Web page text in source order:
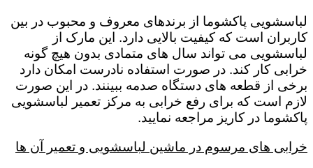
لباسشویی پاکشوما از برندهای معروف و محبوب در بین
کاربران است که کیفیت بالایی دارد. این مارک از
لباسشویی می تواند سال های متمادی بدون هیچ گونه
خرابی کار کند. در صورت استفاده نادرست امکان دارد
برخی از قطعه های دستگاه صدمه ببینند. در این صورت
لازم است که برای رفع خرابی به مرکز تعمیر لباسشویی
پاکشوما در کاریز مراجعه نمایید.
خرابی های مرسوم در ماشین لباسشویی و تعمیر آن ها